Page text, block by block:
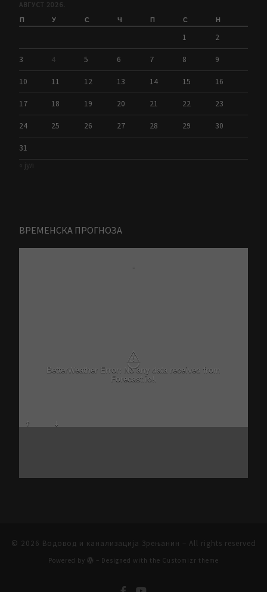
АВГУСТ 2026.
П У С Ч П С Н
1 2
3 4 5 6 7 8 9
10 11 12 13 14 15 16
17 18 19 20 21 22 23
24 25 26 27 28 29 30
31
« јул
ВРЕМЕНСКА ПРОГНОЗА
-
⚠
BetterWeather Error: No any data received from
Forecast.io!.
© 2026 Водовод и канализација Зрењанин – All rights reserved
Powered by – Designed with the Customizr theme